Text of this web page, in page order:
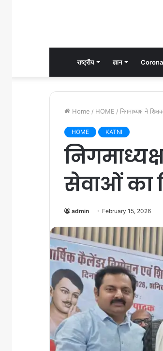
राष्ट्रीय ज्ञान
Home / HOME / निगमाध्यक्ष ने
HOME KATNI
सेवाओं का
admin February 15, 2026